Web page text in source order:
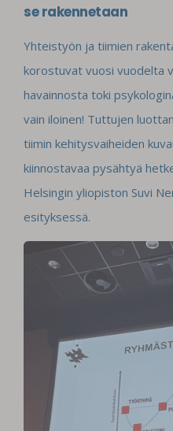
se rakennetaan
Yhteistyön ja tiimien
korostuvat vuosi vuodelta
havainnosta toki
vain iloinen! Tuttujen
tiimin kehitysvaiheiden
kiinnostavaa pysähtyä
Helsingin yliopiston Suvi
esityksessä.